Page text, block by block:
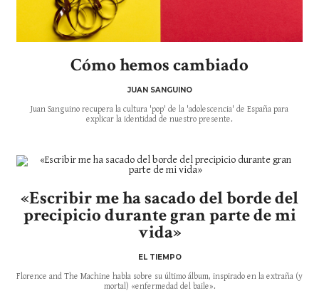
Cómo hemos cambiado
JUAN SANGUINO
Juan Sanguino recupera la cultura 'pop' de la 'adolescencia' de España para
explicar la identidad de nuestro presente.
«Escribir me ha sacado del borde del
precipicio durante gran parte de mi
vida»
EL TIEMPO
Florence and The Machine habla sobre su último álbum, inspirado en la extraña (y
mortal) «enfermedad del baile».